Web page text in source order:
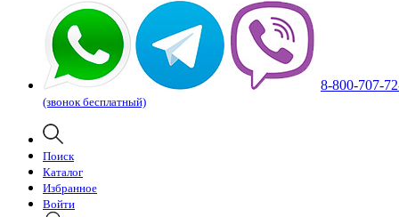
8-800-707-
(звонок бесплатный)
Поиск
Каталог
Избранное
Войти